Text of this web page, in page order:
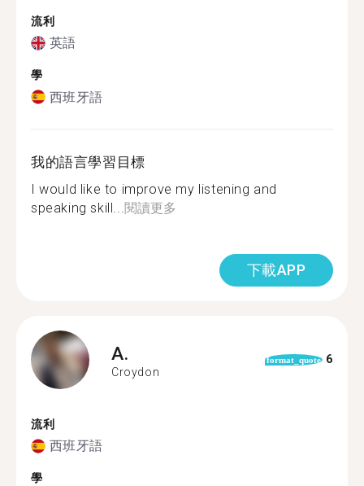
流利
英語
學
西班牙語
我的語言學習目標
I would like to improve my listening and
speaking skill... 閱讀更多
下載APP
A.
Croydon
format_quote 6
流利
西班牙語
學